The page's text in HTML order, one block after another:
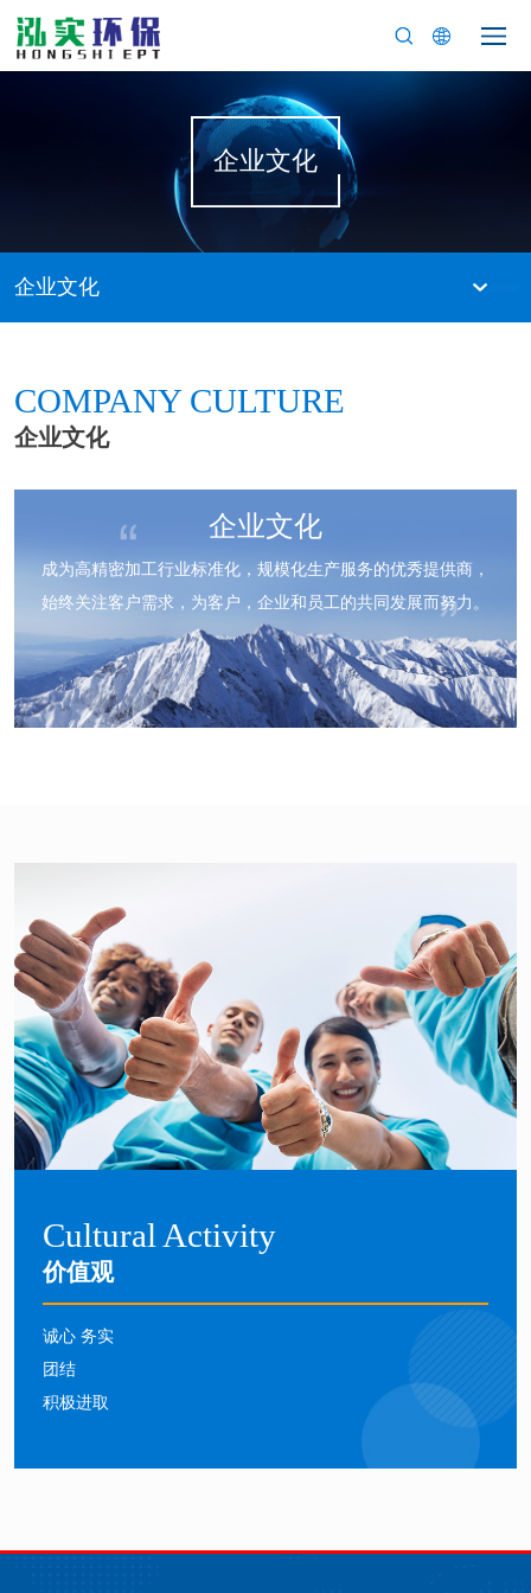
企业文化
企业文化
COMPANY CULTURE
企业文化
企业文化
成为高精密加工行业标准化，规模化生产服务的优秀提供商，
始终关注客户需求，为客户，企业和员工的共同发展而努力。
Cultural Activity
价值观
诚心 务实
团结
积极进取